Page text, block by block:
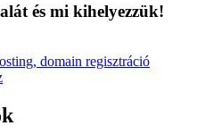
és mi kihelyezzük!